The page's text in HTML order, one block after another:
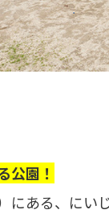
公園！
にある、にい